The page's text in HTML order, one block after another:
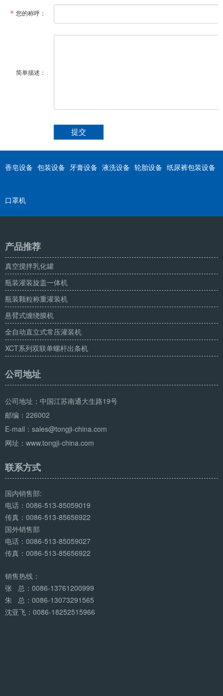
* 您的称呼：
简单描述：
香皂设备 包装设备 牙膏设备 液洗设备 轮胎设备 纸尿裤包装设备
口罩机
产品推荐
真空搅拌乳化罐
瓶装灌装旋盖一体机
瓶装颗粒称重灌装机
悬臂式缠绕膜机
全自动直立式常压灌装机
XCT系列双联单螺杆出条机
公司地址
公司地址：中国江苏南通大生路19号
邮编：226002
E-mail：sales@tongji-china.com
网址：www.tongji-china.com
联系方式
国内销售部:
电话：0086-513-85059019
传真：0086-513-85656922
国外销售部
电话：0086-513-85059027
传真：0086-513-85656922
销售热线：
张 总：0086-13761200999
朱 总：0086-13073291565
沈亚飞：0086-18252515966